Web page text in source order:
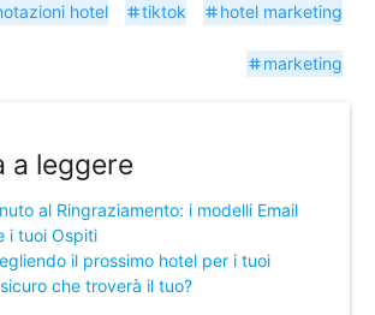
tag hotel marketing
tagtiktok
hotel
tag marketing
a leggere
al Ringraziamento: i modelli Email
i tuoi Ospiti
il prossimo hotel per i tuoi
che troverà il tuo?